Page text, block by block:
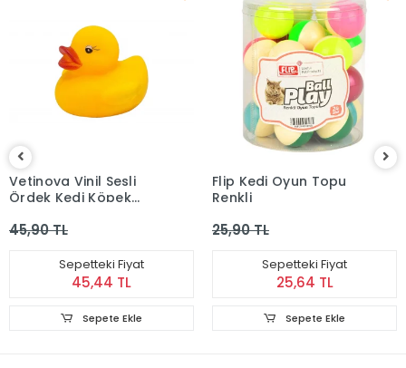
Vetinova Vinil Sesli
Ördek Kedi Köpek
45,90 TL
Sepetteki Fiyat
45,44 TL
Sepete Ekle
Flip Kedi Oyun Topu
Renkli
25,90 TL
Sepetteki Fiyat
25,64 TL
Sepete Ekle